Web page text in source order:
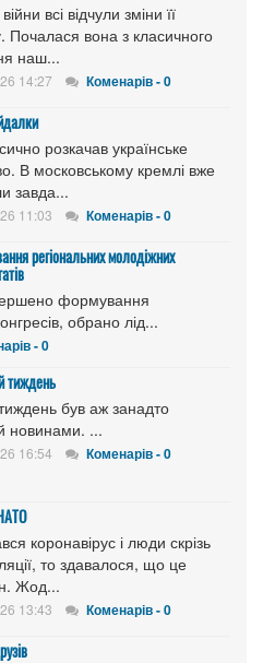
всі відчули зміни її
Почалася вона з класичного
наш...
14:27 Коменарів - 0
розкачав українське
В московському кремлі вже
завда...
11:03 Коменарів - 0
регіональних молодіжних
формування
обрано лід...
- 0
тиждень
був аж занадто
новинами. ...
16:54 Коменарів - 0
коронавірус і люди скрізь
то здавалося, що це
Жод...
13:43 Коменарів - 0